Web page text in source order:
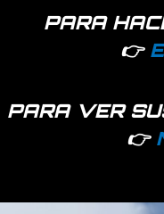
PARA
👉
PARA VER
👉